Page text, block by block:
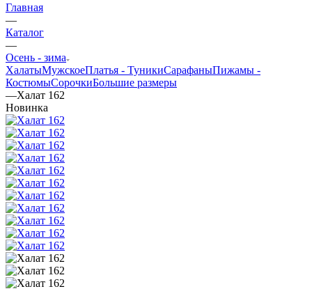
Главная
—
Каталог
—
Oсень - зима
ХалатыМужскоеПлатья - ТуникиСарафаныПижамы -
КостюмыСорочкиБольшие размеры
—Халат 162
Новинка